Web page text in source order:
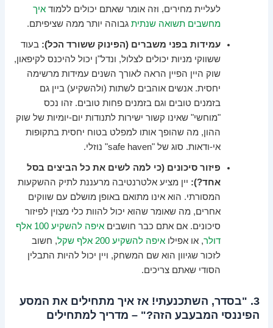
לעליית מחירים, וזה אומר שאתם יכולים ללמודאיך
מחשבים תשואה שנתית גבוהה יותר ממה שציפיתם.
עמידות בפני משברים (הפינוק ששורד הכל): בעוד
ששווקי מניות יכולים לצלול, ונדל"ן יכול להיכנס לקיפאון,
שוק היין הפיין הראה לאורך השנים עמידות מרשימה
יחסית. אנשים אוהבים לשתות (ולהשקיע) ביין גם
בזמנים טובים וגם בזמנים פחות טובים. זהו נכס
"מוחשי" שאינו קשור ישירות לתנודות יום-יומיות של שוק
ההון, מה שהופך אותו למפלט בטוח יחסית בתקופות
אי-ודאות. סוג של "safe haven" נוזלי.
פיזור סיכונים (כי למה לשים את כל הביצים בסל
אחד?): יין מציע אלטרנטיבה מרעננת לתיק ההשקעות
המסורתי. הוא אינו מתואם באופן מושלם עם שווקים
אחרים, מה שאומר שהוא יכול להוות כלי מצוין לפיזור
סיכונים. אם אתם כבר חושבים
איפה להשקיע 100 אלף
דולר, או אפילואיפה להשקיע 200 אלף שקל
, חשוב
לזכור שגיוון הוא שם המשחק, ויין יכול להיות התבלין
הסודי שאתם צריכים.
3. "בסדר, השתכנעתי! אז איך מתחילים את המסע
הפיננסי המבעבע הזה?" – מדריך למתחילים